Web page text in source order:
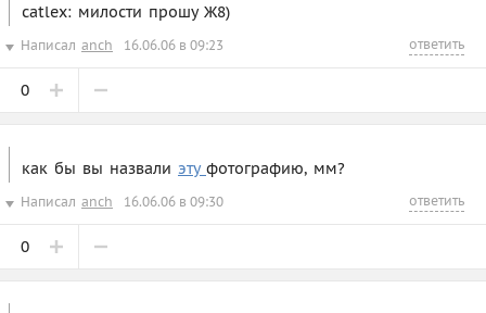
catlex: милости прошу Ж8)
Написал anch 16.06.06 в 09:23 ответить
0
как бы вы назвали эту фотографию, мм?
Написал anch 16.06.06 в 09:30 ответить
0